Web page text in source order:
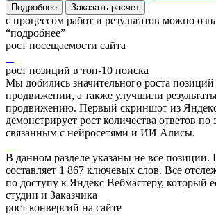
Подробнее Заказать расчет
с процессом работ и результатов можно
“подробнее”
рост посещаемости сайта
рост позиций в топ-10 поиска
Мы добились значительного роста
продвижении, а также улучшили
продвижению. Первый скриншот из
демонстрирует рост количества ответов по
связанным с нейросетями и ИИ Алисы.
В данном разделе указаны не все
составляет 1 867 ключевых слов. Все
по доступу к Яндекс Вебмастеру, который
студии и Заказчика
рост конверсий на сайте